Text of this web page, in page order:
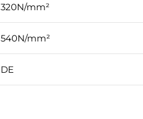
320N/mm²
540N/mm²
DE